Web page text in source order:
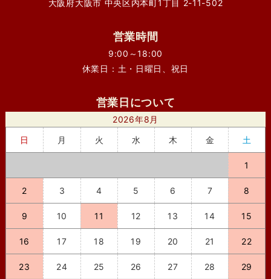
大阪府大阪市 中央区内本町1丁目 2-11-502
営業時間
9:00～18:00
休業日：土・日曜日、祝日
営業日について
2026年8月
日
月 火 水 木 金 土
1
2 3 4 5 6 7 8
9 10 11 12 13 14 15
16 17 18 19 20 21 22
23 24 25 26 27 28 29